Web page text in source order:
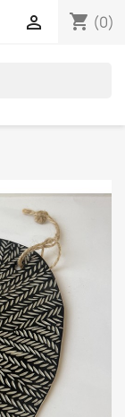
shopping_cart (0)
